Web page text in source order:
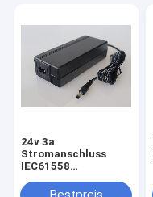
24v 3a
Stromanschluss
IEC61558
Schaltnetzteil für